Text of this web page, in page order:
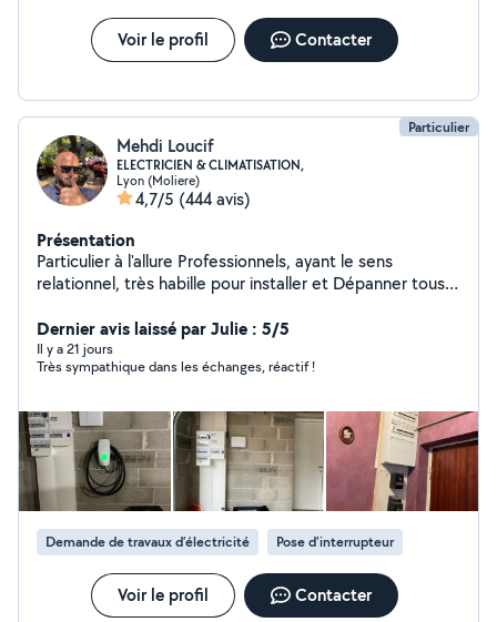
Voir le profil Contacter
Particulier
Mehdi Loucif
ELECTRICIEN & CLIMATISATION,
Lyon (Moliere)
4,7/5 (444 avis)
Présentation
Particulier à l'allure Professionnels, ayant le sens
relationnel, très habille pour installer et Dépanner tous
Electroménager, Portail, Volet, Store, Tableau
électrique, interphone Bac Pro, CAP, avec 20 ans
d'expérience.
Dernier avis laissé par Julie : 5/5
Il y a 21 jours
Très sympathique dans les échanges, réactif !
Demande de travaux d’électricité Pose d'interrupteur
Voir le profil Contacter